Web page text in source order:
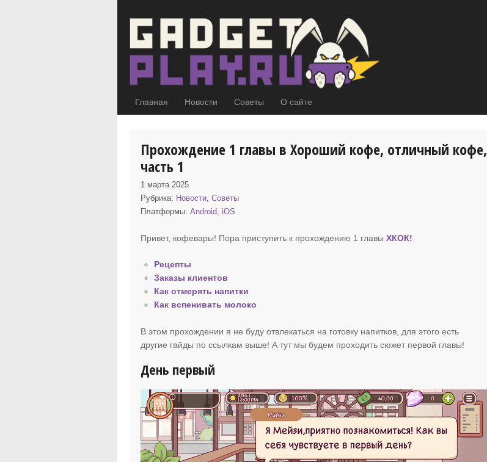
Главная Новости Советы О сайте
Прохождение 1 главы в Хороший кофе, отличный кофе,
часть 1
1 марта 2025
Рубрика: Новости,Советы
Платформы:Android, iOS
Привет, кофевары! Пора приступить к прохождению 1 главыХКОК!
Рецепты
Заказы клиентов
Как отмерять напитки
Как вспенивать молоко
В этом прохождении я не буду отвлекаться на готовку напитков, для этого есть
другие гайды по ссылкам выше! А тут мы будем проходить сюжет первой главы!
День первый